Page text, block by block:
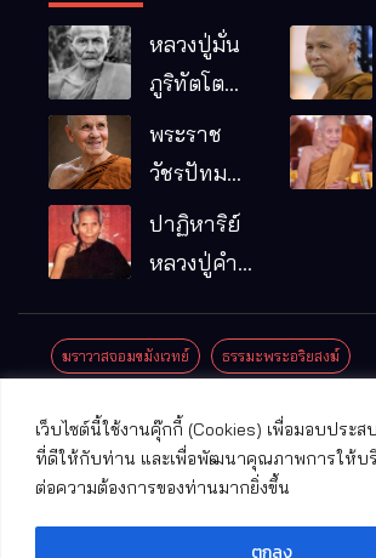
เว็บไซต์นี้ใช้งานคุ๊กกี้ (Cookies) เพื่อมอบประ
ที่ดีให้กับท่าน และเพื่อพัฒนาคุณภาพการให้บริ
ต่อความต้องการของท่านมากยิ่งขึ้น
ตกลง
หลวงปู่มั่น
ภูริทัตโต
พระอริยเจ้า
ผู้เป็นบิดา
รมฐาน
พระราช
วัชรปัทม
คุณ (หลวง
ปู่บัวเกตุ
แล้ว วัดป่า
อ.แม่ริม
จ.เชียงใหม่
ปาฏิหาริย์
หลวงปู่คำ
มณี
ฆราวาสจอมขมังเวทย์ ธรรมะพระอริยสงฆ์
ปาฏิหาริย์พระเครื่อง
พระพุทธรูปศักดิ์สิทธิ์ วัดที่สําคัญ